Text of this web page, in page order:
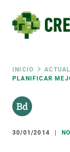
contenido
principal
Ruta
de
INICIO
PLANIFICAR
30/01/2014
RRSS
INTRANET